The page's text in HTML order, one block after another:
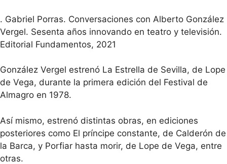
. Gabriel Porras. Conversaciones con Alberto González
Vergel. Sesenta años innovando en teatro y televisión.
Editorial Fundamentos, 2021
González Vergel estrenó La Estrella de Sevilla, de Lope
de Vega, durante la primera edición del Festival de
Almagro en 1978.
Así mismo, estrenó distintas obras, en ediciones
posteriores como El príncipe constante, de Calderón de
la Barca, y Porfiar hasta morir, de Lope de Vega, entre
otras.